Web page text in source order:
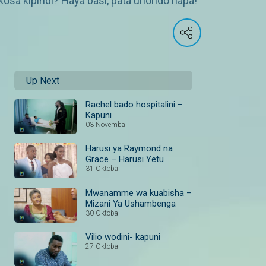
Up Next
Rachel bado hospitalini –
Kapuni
03 Novemba
Harusi ya Raymond na
Grace – Harusi Yetu
31 Oktoba
Mwanamme wa kuabisha –
Mizani Ya Ushambenga
30 Oktoba
Vilio wodini- kapuni
27 Oktoba